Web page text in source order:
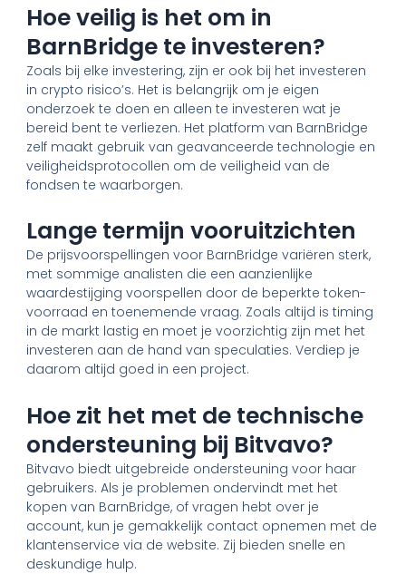
Hoe veilig is het om in
BarnBridge te investeren?
Zoals bij elke investering, zijn er ook bij het investeren
in crypto risico’s. Het is belangrijk om je eigen
onderzoek te doen en alleen te investeren wat je
bereid bent te verliezen. Het platform van BarnBridge
zelf maakt gebruik van geavanceerde technologie en
veiligheidsprotocollen om de veiligheid van de
fondsen te waarborgen.
Lange termijn vooruitzichten
De prijsvoorspellingen voor BarnBridge variëren sterk,
met sommige analisten die een aanzienlijke
waardestijging voorspellen door de beperkte token-
voorraad en toenemende vraag. Zoals altijd is timing
in de markt lastig en moet je voorzichtig zijn met het
investeren aan de hand van speculaties. Verdiep je
daarom altijd goed in een project.
Hoe zit het met de technische
ondersteuning bij Bitvavo?
Bitvavo biedt uitgebreide ondersteuning voor haar
gebruikers. Als je problemen ondervindt met het
kopen van BarnBridge, of vragen hebt over je
account, kun je gemakkelijk contact opnemen met de
klantenservice via de website. Zij bieden snelle en
deskundige hulp.